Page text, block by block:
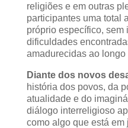
religiões e em outras
participantes uma total
próprio específico,
dificuldades
amadurecidas ao longo
Diante dos novos
história dos povos, da
atualidade e do
diálogo interreligioso
como algo que está em